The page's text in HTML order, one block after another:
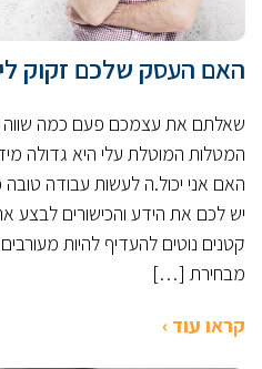
האם העסק שלכם זקוק
שאלתם את עצמכם פעם כמה שווה
המטלות המוטלת עלי היא גדולה
האם אני יכול.ה לעשות עבודה
יש לכם את הידע והכישורים
קטנים נוטים להעדיף להיות
מבחירת […]
קראו עוד ›